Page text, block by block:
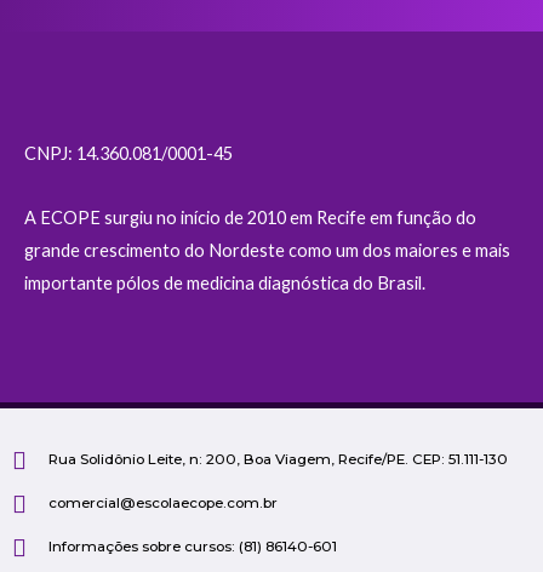
CNPJ: 14.360.081/0001-45
A ECOPE surgiu no início de 2010 em Recife em função do
grande crescimento do Nordeste como um dos maiores e mais
importante pólos de medicina diagnóstica do Brasil.
Rua Solidônio Leite, n: 200, Boa Viagem, Recife/PE. CEP: 51.111-130
comercial@escolaecope.com.br
Informações sobre cursos: (81) 86140-601